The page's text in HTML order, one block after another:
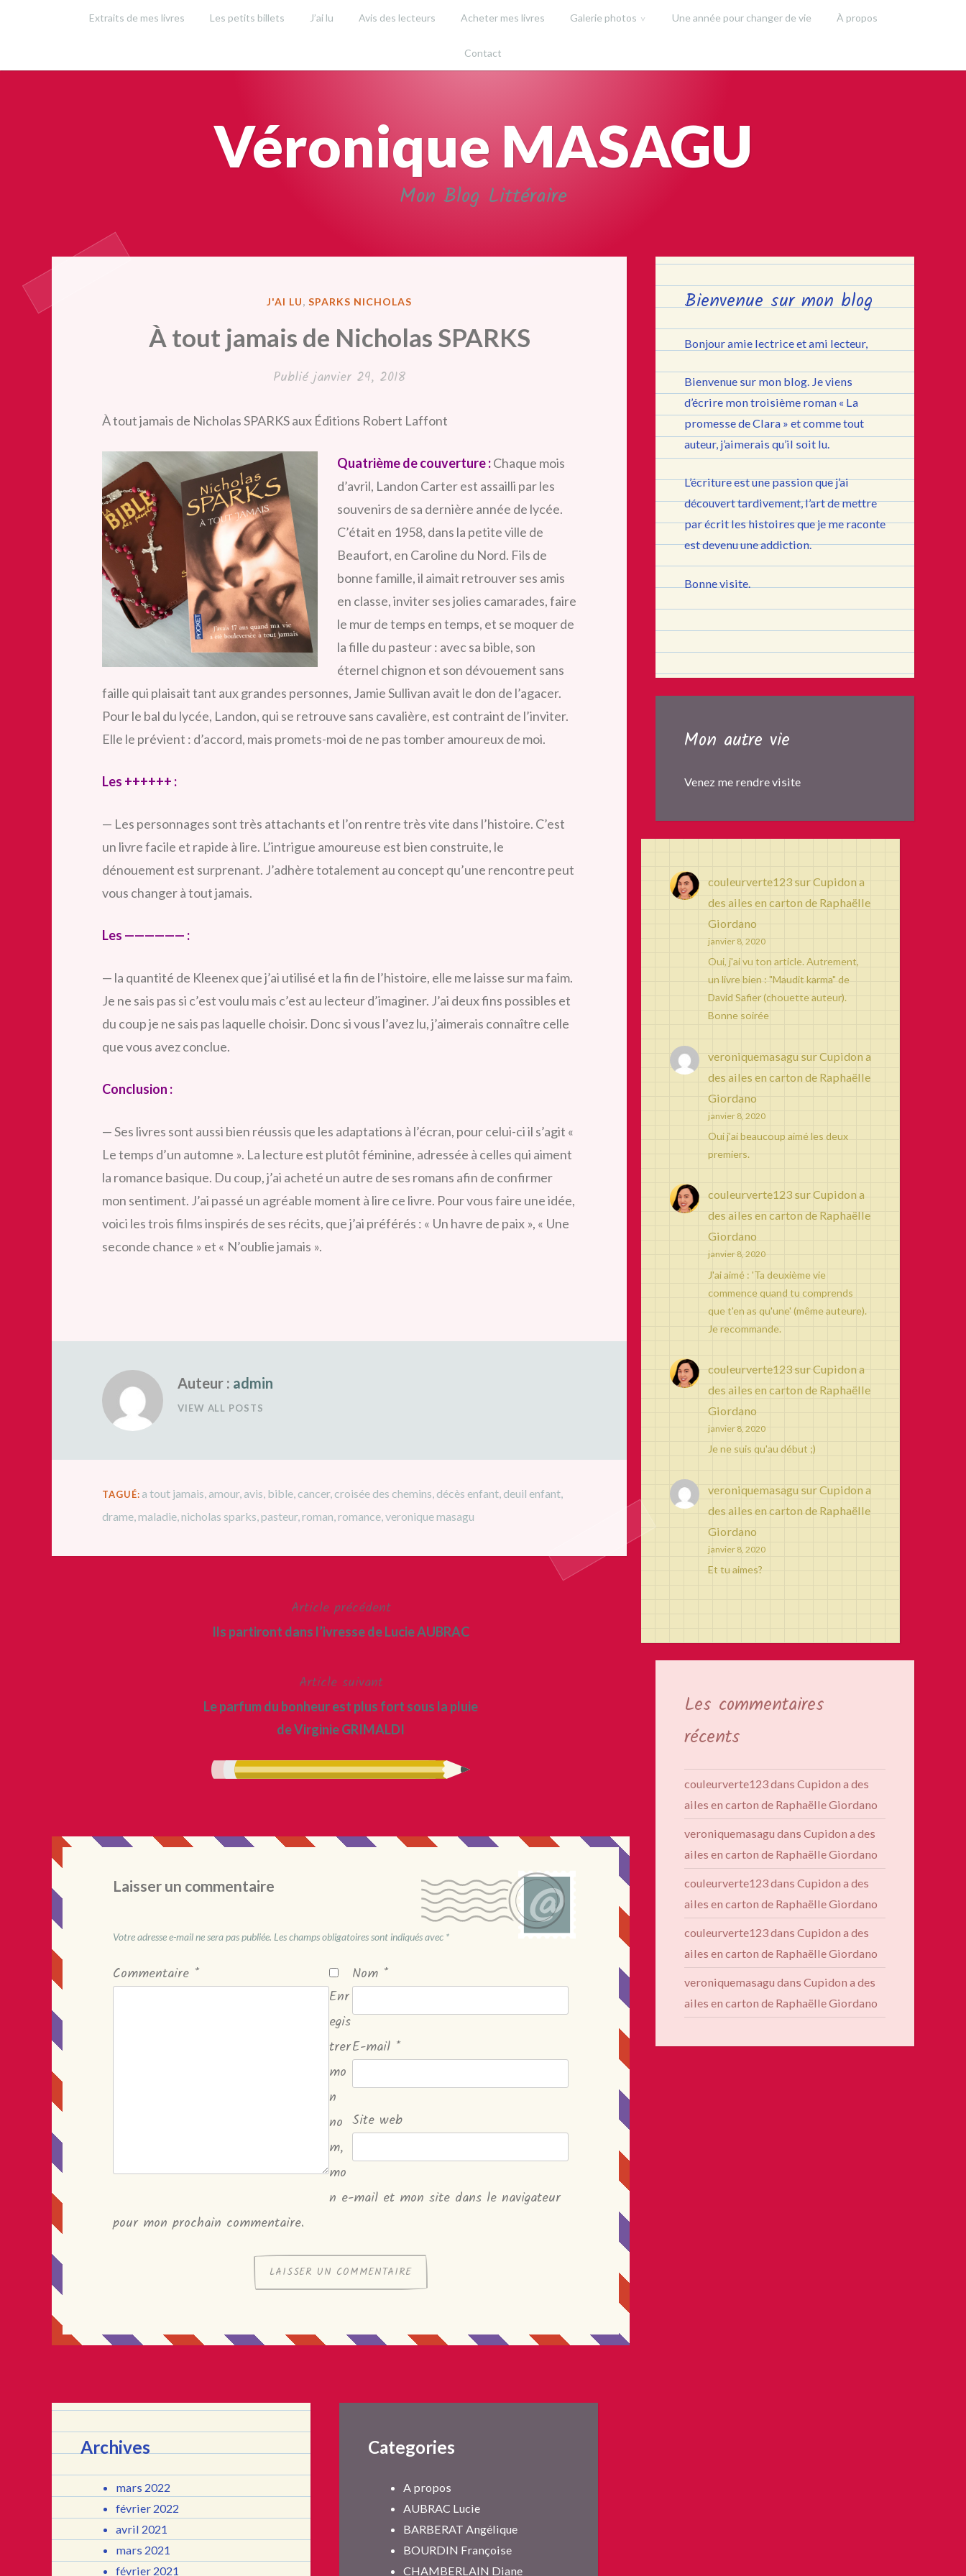
Extraits de mes livres Les petits billets J’ai lu Avis des lecteurs Acheter mes livres Galerie photos Une année pour changer de vie À propos
Contact
Véronique MASAGU
Mon Blog Littéraire
PUBLIÉ
J'AI LU,SPARKS NICHOLAS
À tout jamais de Nicholas SPARKS
Publiéjanvier 29, 2018
À tout jamais de Nicholas SPARKS aux Éditions Robert Laffont
Quatrième de couverture :Chaque mois
d’avril, Landon Carter est assailli par les
souvenirs de sa dernière année de lycée.
C’était en 1958, dans la petite ville de
Beaufort, en Caroline du Nord. Fils de
bonne famille, il aimait retrouver ses amis
en classe, inviter ses jolies camarades, faire
le mur de temps en temps, et se moquer de
la fille du pasteur : avec sa bible, son
éternel chignon et son dévouement sans
faille qui plaisait tant aux grandes personnes, Jamie Sullivan avait le don de l’agacer.
Pour le bal du lycée, Landon, qui se retrouve sans cavalière, est contraint de l’inviter.
Elle le prévient : d’accord, mais promets-moi de ne pas tomber amoureux de moi.
Les ++++++ :
— Les personnages sont très attachants et l’on rentre très vite dans l’histoire. C’est
un livre facile et rapide à lire. L’intrigue amoureuse est bien construite, le
dénouement est surprenant. J’adhère totalement au concept qu’une rencontre peut
vous changer à tout jamais.
Les —————— :
— la quantité de Kleenex que j’ai utilisé et la fin de l’histoire, elle me laisse sur ma faim.
Je ne sais pas si c’est voulu mais c’est au lecteur d’imaginer. J’ai deux fins possibles et
du coup je ne sais pas laquelle choisir. Donc si vous l’avez lu, j’aimerais connaître celle
que vous avez conclue.
Conclusion :
— Ses livres sont aussi bien réussis que les adaptations à l’écran, pour celui-ci il s’agit «
Le temps d’un automne ». La lecture est plutôt féminine, adressée à celles qui aiment
la romance basique. Du coup, j’ai acheté un autre de ses romans afin de confirmer
mon sentiment. J’ai passé un agréable moment à lire ce livre. Pour vous faire une idée,
voici les trois films inspirés de ses récits, que j’ai préférés : « Un havre de paix », « Une
seconde chance » et « N’oublie jamais ».
Auteur : admin
VIEW ALL POSTS
TAGUÉ: a tout jamais ,amour,avis bible ,cancer,croisée des chemins décès enfant deuil enfant
drame maladie nicholas sparks pasteur, roman romance veronique masagu
Article précédent
Ils partiront dans l’ivresse de Lucie AUBRAC
Article suivant
Le parfum du bonheur est plus fort sous la pluie
de Virginie GRIMALDI
Laisser un commentaire
Votre adresse e-mail ne sera pas publiée. Les champs obligatoires sont indiqués avec *
Commentaire * Nom *
E-mail *
Site web
Enr
egis
trer
mo
n
no
m,
mo
n e-mail et mon site dans le navigateur
pour mon prochain commentaire.
Bienvenue sur mon blog
Bonjour amie lectrice et ami lecteur,
Bienvenue sur mon blog. Je viens
d’écrire mon troisième roman « La
promesse de Clara » et comme tout
auteur, j’aimerais qu’il soit lu.
L’écriture est une passion que j’ai
découvert tardivement, l’art de mettre
par écrit les histoires que je me raconte
est devenu une addiction.
Bonne visite.
Mon autre vie
Venez me rendre visite
couleurverte123surCupidon a
des ailes en carton de Raphaëlle
Giordano
janvier 8, 2020
Oui, j'ai vu ton article. Autrement,
un livre bien : "Maudit karma" de
David Safier (chouette auteur).
Bonne soirée
veroniquemasagu surCupidon a
des ailes en carton de Raphaëlle
Giordano
janvier 8, 2020
Oui j’ai beaucoup aimé les deux
premiers.
couleurverte123surCupidon a
des ailes en carton de Raphaëlle
Giordano
janvier 8, 2020
J'ai aimé : 'Ta deuxième vie
commence quand tu comprends
que t'en as qu'une' (même auteure).
Je recommande.
couleurverte123surCupidon a
des ailes en carton de Raphaëlle
Giordano
janvier 8, 2020
Je ne suis qu'au début ;)
veroniquemasagu surCupidon a
des ailes en carton de Raphaëlle
Giordano
janvier 8, 2020
Et tu aimes?
Les commentaires
récents
couleurverte123dans Cupidon a des
ailes en carton de Raphaëlle Giordano
veroniquemasagu dans Cupidon a des
ailes en carton de Raphaëlle Giordano
couleurverte123dans Cupidon a des
ailes en carton de Raphaëlle Giordano
couleurverte123dans Cupidon a des
ailes en carton de Raphaëlle Giordano
veroniquemasagu dans Cupidon a des
ailes en carton de Raphaëlle Giordano
Archives
mars 2022
février 2022
avril 2021
mars 2021
février 2021
Categories
A propos
AUBRAC Lucie
BARBERAT Angélique
BOURDIN Françoise
CHAMBERLAIN Diane